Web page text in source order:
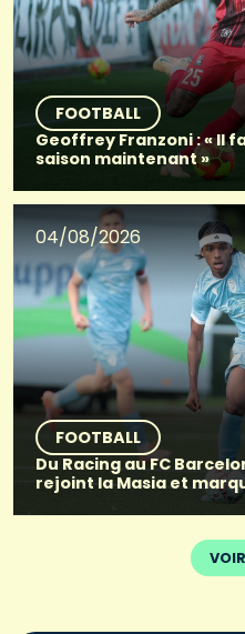
FOOTBALL
Geoffrey Franzoni : « Il
saison maintenant »
04/08/2026
FOOTBALL
Du Racing au FC
rejoint la Masia et